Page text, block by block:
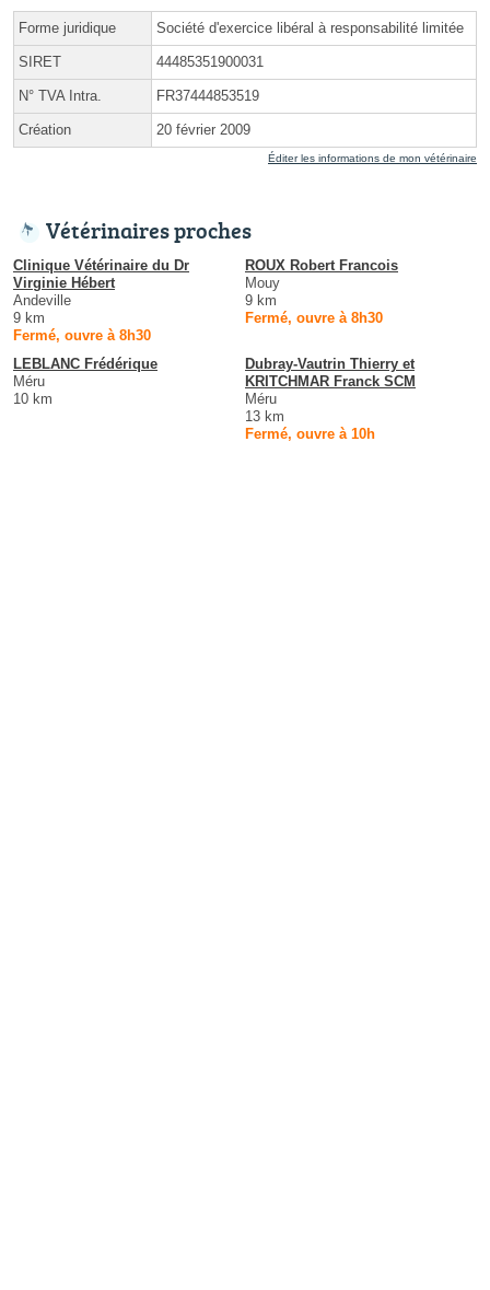
Forme juridique Société d'exercice libéral à responsabilité limitée
SIRET 44485351900031
N° TVA Intra. FR37444853519
Création 20 février 2009
Éditer les informations de mon vétérinaire
Vétérinaires proches
Clinique Vétérinaire du Dr
Virginie Hébert
Andeville
9 km
Fermé, ouvre à 8h30
ROUX Robert Francois
Mouy
9 km
Fermé, ouvre à 8h30
LEBLANC Frédérique
Méru
10 km
Dubray-Vautrin Thierry et
KRITCHMAR Franck SCM
Méru
13 km
Fermé, ouvre à 10h